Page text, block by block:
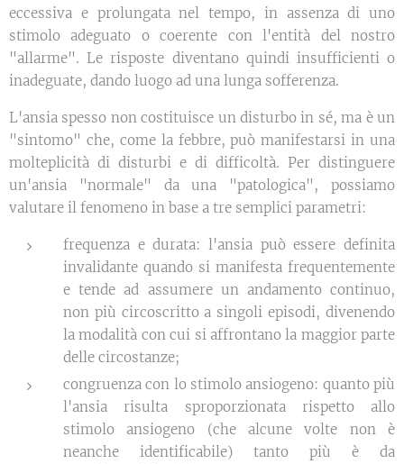
eccessiva e prolungata nel tempo, in assenza di uno
stimolo adeguato o coerente con l'entità del nostro
"allarme". Le risposte diventano quindi insufficienti o
inadeguate, dando luogo ad una lunga sofferenza.
L'ansia spesso non costituisce un disturbo in sé, ma è un
"sintomo" che, come la febbre, può manifestarsi in una
molteplicità di disturbi e di difficoltà. Per distinguere
un'ansia "normale" da una "patologica", possiamo
valutare il fenomeno in base a tre semplici parametri:
frequenza e durata: l'ansia può essere definita
invalidante quando si manifesta frequentemente
e tende ad assumere un andamento continuo,
non più circoscritto a singoli episodi, divenendo
la modalità con cui si affrontano la maggior parte
delle circostanze;
congruenza con lo stimolo ansiogeno: quanto più
l'ansia risulta sproporzionata rispetto allo
stimolo ansiogeno (che alcune volte non è
neanche identificabile) tanto più è da